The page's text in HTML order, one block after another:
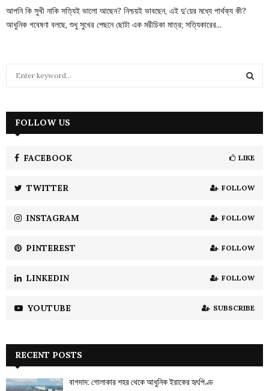
আপনি কি সুখী নাকি সত্যিই ভালো আছেন? নিশ্চয়ই ভাবছেন, এই দু’য়ের মধ্যে পার্থক্য কী?
আধুনিক গবেষণা বলছে, শুধু সুখের পেছনে ছোটা এক মরীচিকা মাত্র; সত্যিকারের...
h
H
FOLLOW US
FACEBOOK LIKE
TWITTER FOLLOW
INSTAGRAM FOLLOW
PINTEREST FOLLOW
LINKEDIN FOLLOW
YOUTUBE SUBSCRIBE
RECENT POSTS
বাগদাদ: গোলাকার শহর থেকে আধুনিক ইরাকের হৃৎপিণ্ড